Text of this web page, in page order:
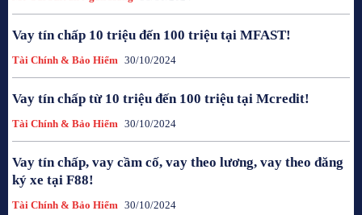
Vay tín chấp 10 triệu đến 100 triệu tại MFAST!
Tài Chính & Bảo Hiểm 30/10/2024
Vay tín chấp từ 10 triệu đến 100 triệu tại Mcredit!
Tài Chính & Bảo Hiểm 30/10/2024
Vay tín chấp, vay cầm cố, vay theo lương, vay theo đăng
ký xe tại F88!
Tài Chính & Bảo Hiểm 30/10/2024